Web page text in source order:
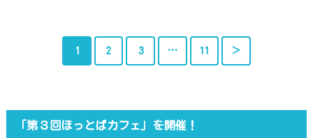
1 2 3 … 11 ＞
「第３回ほっとばカフェ」を開催！